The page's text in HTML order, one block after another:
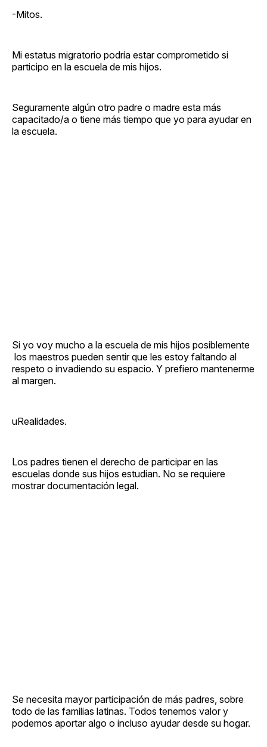
-Mitos.
Mi estatus migratorio podría estar comprometido si
participo en la escuela de mis hijos.
Seguramente algún otro padre o madre esta más
capacitado/a o tiene más tiempo que yo para ayudar en
la escuela.
Si yo voy mucho a la escuela de mis hijos posiblemente
los maestros pueden sentir que les estoy faltando al
respeto o invadiendo su espacio. Y prefiero mantenerme
al margen.
uRealidades.
Los padres tienen el derecho de participar en las
escuelas donde sus hijos estudian. No se requiere
mostrar documentación legal.
Se necesita mayor participación de más padres, sobre
todo de las familias latinas. Todos tenemos valor y
podemos aportar algo o incluso ayudar desde su hogar.